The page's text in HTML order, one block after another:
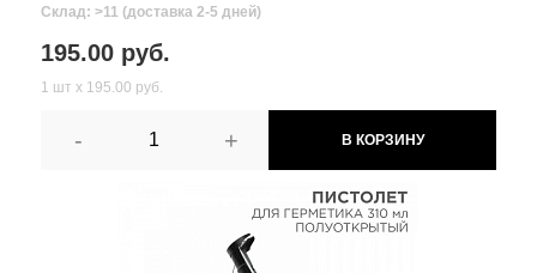
Склад: >11 (доставка 2-5 дней)
195.00 руб.
1 шт х 195.00 руб.
- + В КОРЗИНУ